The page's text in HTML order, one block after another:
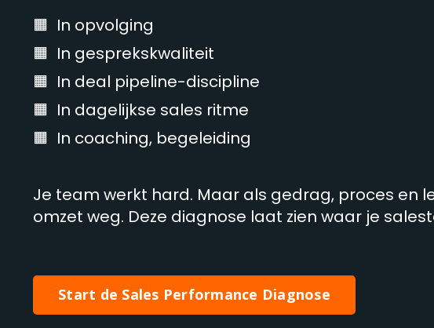
🟧 In opvolging
🟧 In gesprekskwaliteit
🟧 In deal pipeline-discipline
🟧 In dagelijkse sales ritme
🟧 In coaching, begeleiding
Je team werkt hard. Maar als gedrag, proces en
omzet weg. Deze diagnose laat zien waar je
Start de Sales Performance Diagnose